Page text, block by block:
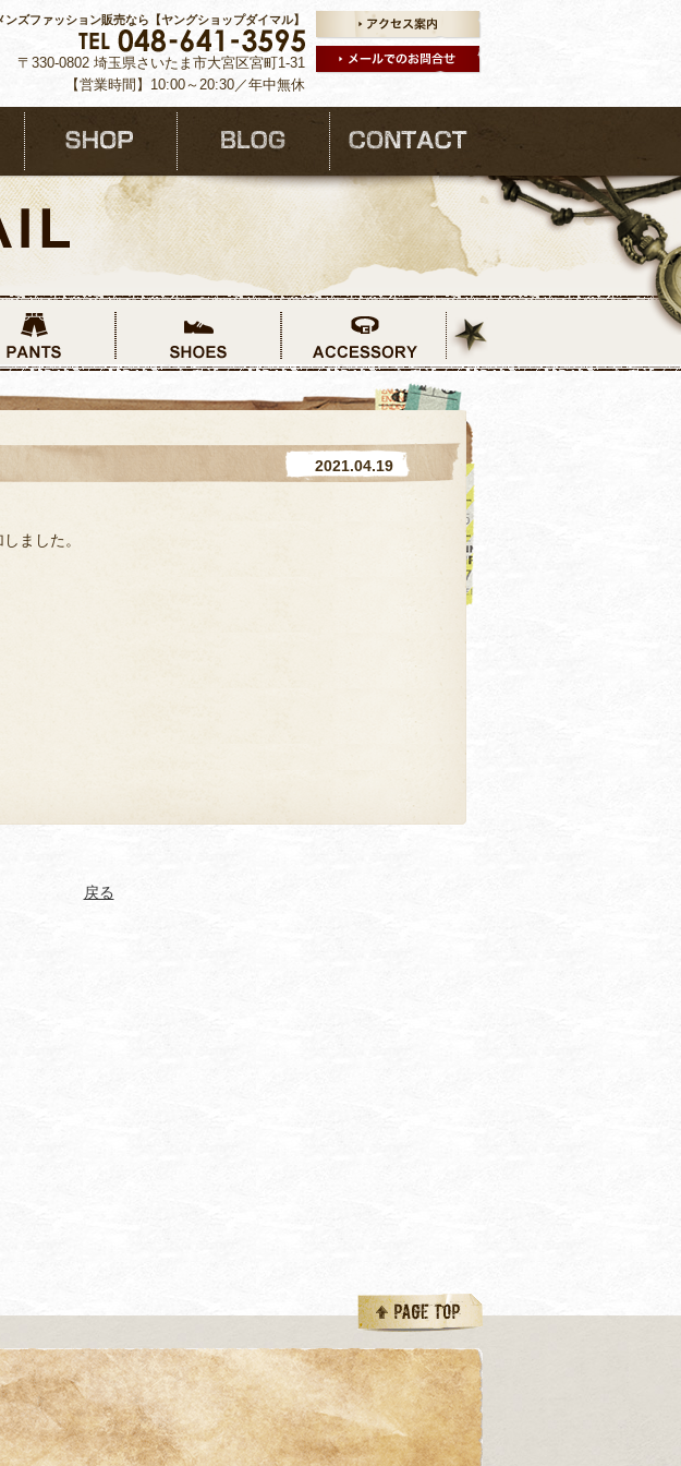
ズファッション販売なら【ヤングショップダイマル】
〒330-0802 埼玉県さいたま市大宮区宮町1-31
【営業時間】10:00～20:30／年中無休
2021.04.19
ました。
戻る